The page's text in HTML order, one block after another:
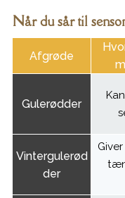
Når du sår til
Afgrøde
Gulerødder
Vintergulerød
der